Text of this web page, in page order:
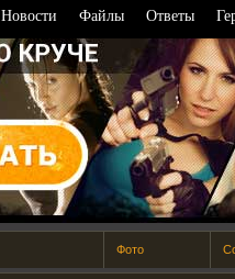
Фото
Новости Файлы Ответы